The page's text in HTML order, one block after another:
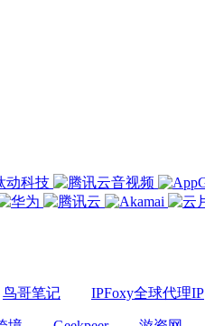
鸟哥笔记 IPFoxy全球代理IP